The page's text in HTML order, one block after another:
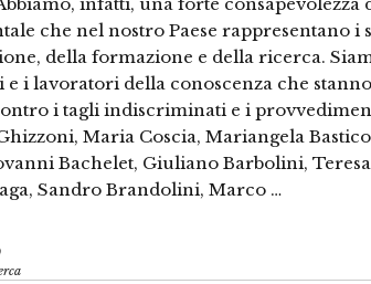
che nel nostro Paese rappresentano i
della formazione e della ricerca.
i lavoratori della conoscenza che
i tagli indiscriminati e i
Maria Coscia, Mariangela
Bachelet, Giuliano Barbolini, Teresa
Sandro Brandolini, Marco …